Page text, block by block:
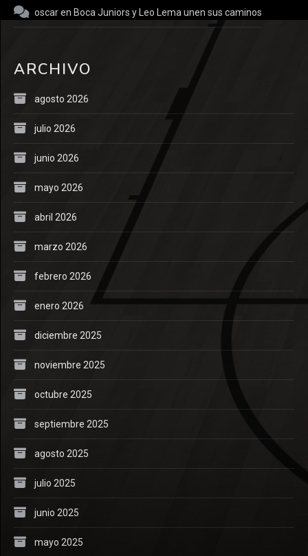
oscaren Boca Juniors y Leo Lema unen sus caminos
ARCHIVO
agosto 2026
julio 2026
junio 2026
mayo 2026
abril 2026
marzo 2026
febrero 2026
enero 2026
diciembre 2025
noviembre 2025
octubre 2025
septiembre 2025
agosto 2025
julio 2025
junio 2025
mayo 2025